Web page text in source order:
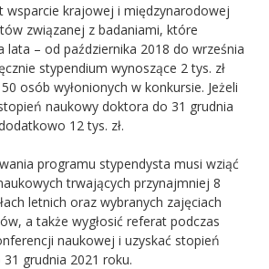
wsparcie krajowej i międzynarodowej
związanej z badaniami, które
lata – od października 2018 do września
stypendium wynoszące 2 tys. zł
osób wyłonionych w konkursie. Jeżeli
naukowy doktora do 31 grudnia
12 tys. zł.
programu stypendysta musi wziąć
trwających przynajmniej 8
letnich oraz wybranych zajęciach
a także wygłosić referat podczas
naukowej i uzyskać stopień
grudnia 2021 roku.